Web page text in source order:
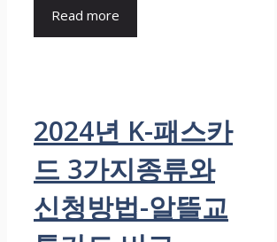
Read more
2024년 K-패스카
드 3가지종류와
신청방법-알뜰교